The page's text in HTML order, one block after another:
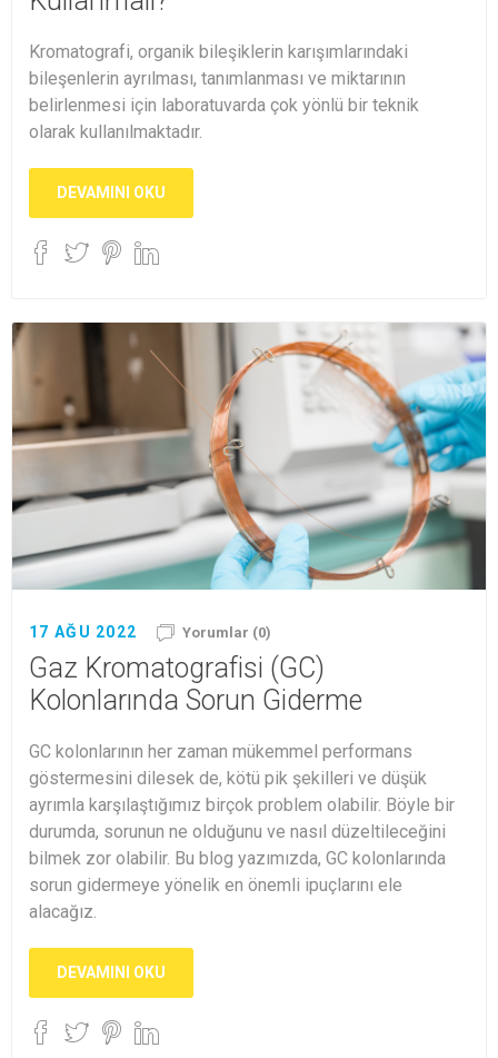
Kromatografi, organik bileşiklerin karışımlarındaki
bileşenlerin ayrılması, tanımlanması ve miktarının
belirlenmesi için laboratuvarda çok yönlü bir teknik
olarak kullanılmaktadır.
DEVAMINI OKU
17 AĞU 2022 Yorumlar (0)
Gaz Kromatografisi (GC)
Kolonlarında Sorun Giderme
GC kolonlarının her zaman mükemmel performans
göstermesini dilesek de, kötü pik şekilleri ve düşük
ayrımla karşılaştığımız birçok problem olabilir. Böyle bir
durumda, sorunun ne olduğunu ve nasıl düzeltileceğini
bilmek zor olabilir. Bu blog yazımızda, GC kolonlarında
sorun gidermeye yönelik en önemli ipuçlarını ele
alacağız.
DEVAMINI OKU